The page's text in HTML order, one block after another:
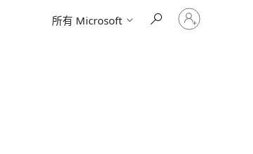
所有 Microsoft
登
入